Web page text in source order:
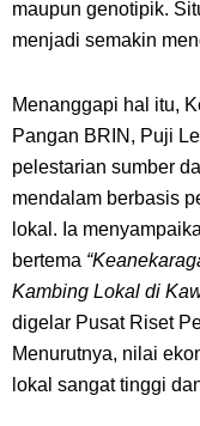
maupun genotipik.
menjadi semakin
Menanggapi hal itu,
Pangan BRIN, Puji
pelestarian sumber
mendalam berbasis
lokal. Ia
bertema
Kambing Lokal di
digelar Pusat Riset
Menurutnya, nilai
lokal sangat tinggi